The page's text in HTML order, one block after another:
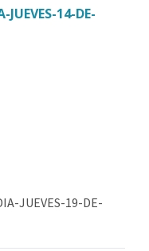
14-DE-
JUEVES-19-DE-